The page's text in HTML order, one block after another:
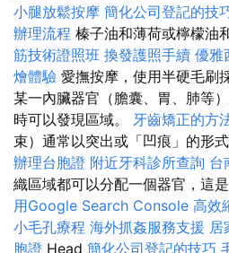
小腿放鬆按摩 簡化公司登記的技
辦理流程 榛子油和薄荷或檸檬油
筋技術證照班 換發護照手續 優雅
燴體驗 愛撫按摩，使用半硬毛刷
某一內臟器官（膽囊、胃、肺等
時可以發現區域。 牙齒矯正的方
束）通常以突出或「凹痕」的形
辦理台胞證 附近牙科診所查詢 台
織區域都可以分配一個器官，這
用Google Search Console 高效
小毛孔療程 海外抓姦服務支援 居
胞證 Head 簡化公司登記的技巧